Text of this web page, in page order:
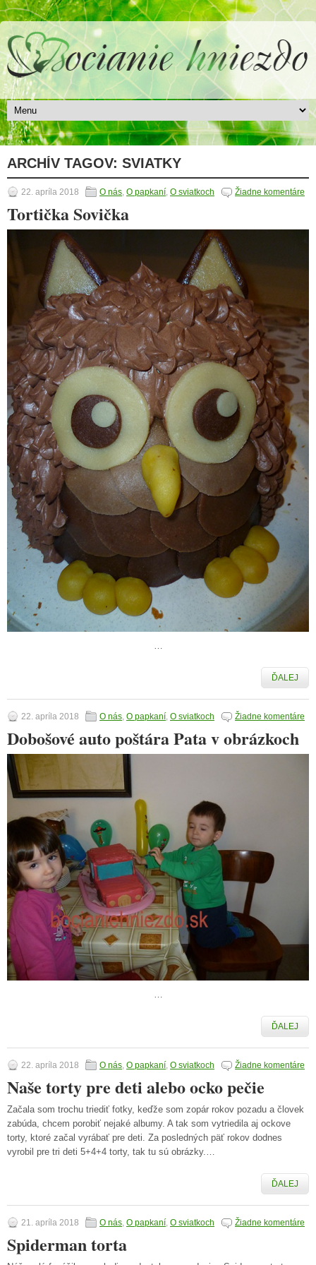
ARCHÍV TAGOV: SVIATKY
22. apríla 2018 O nás O papkaní O sviatkoch Žiadne komentáre
Tortička Sovička
…
ĎALEJ
22. apríla 2018 O nás, O papkaní, O sviatkoch Žiadne komentáre
Dobošové auto poštára Pata v obrázkoch
ĎALEJ
22. apríla 2018 O nás, O papkaní, O sviatkoch Žiadne komentáre
Naše torty pre deti alebo ocko pečie
Začala som trochu triediť fotky, keďže som zopár rokov pozadu a človek
zabúda, chcem porobiť nejaké albumy. A tak som vytriedila aj ockove
torty, ktoré začal vyrábať pre deti. Za posledných päť rokov dodnes
vyrobil pre tri deti 5+4+4 torty, tak tu sú obrázky.…
ĎALEJ
21. apríla 2018 O nás, O papkaní, O sviatkoch Žiadne komentáre
Spiderman torta